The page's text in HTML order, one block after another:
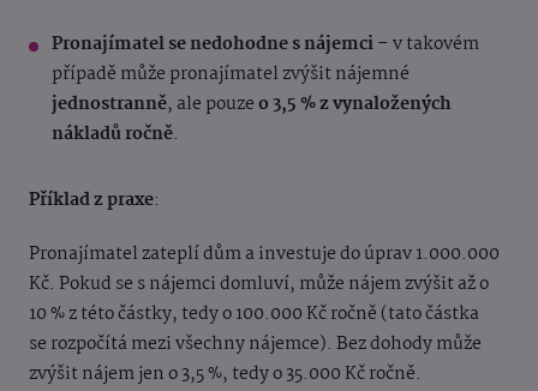
Pronajímatel se nedohodne s nájemci– v takovém
případě může pronajímatel zvýšit nájemné
jednostranně, ale pouzeo 3,5 % z vynaložených
nákladů ročně.
Příklad z praxe:
Pronajímatel zateplí dům a investuje do úprav 1.000.000
Kč. Pokud se s nájemci domluví, může nájem zvýšit až o
10 % z této částky, tedy o 100.000 Kč ročně (tato částka
se rozpočítá mezi všechny nájemce). Bez dohody může
zvýšit nájem jen o 3,5 %, tedy o 35.000 Kč ročně.